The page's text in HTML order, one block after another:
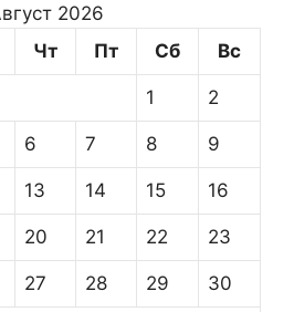
2026
Чт Пт Сб Вс
1 2
6 7 8 9
13 14 15 16
20 21 22 23
27 28 29 30